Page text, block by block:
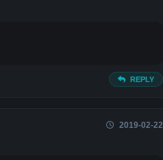
REPLY
2019-02-22